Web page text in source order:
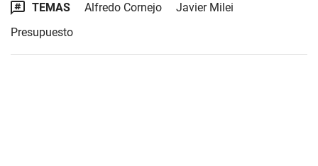
TEMAS Alfredo Cornejo
Javier Milei
Presupuesto